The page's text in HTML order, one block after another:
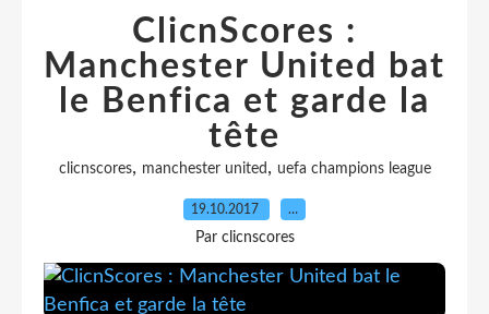
ClicnScores :
Manchester United bat
le Benfica et garde la
tête
clicnscores, manchester united , uefa champions league
19.10.2017 …
Par clicnscores